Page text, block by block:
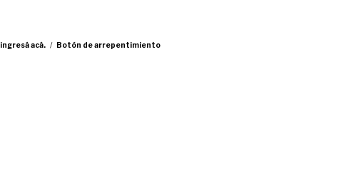
ingresá acá. / Botón de arrepentimiento